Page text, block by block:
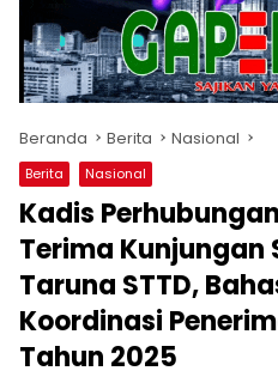
Beranda Berita Nasional
Berita Nasional
Kadis
Terima Kunjungan
Taruna STTD,
Koordinasi
Tahun 2025